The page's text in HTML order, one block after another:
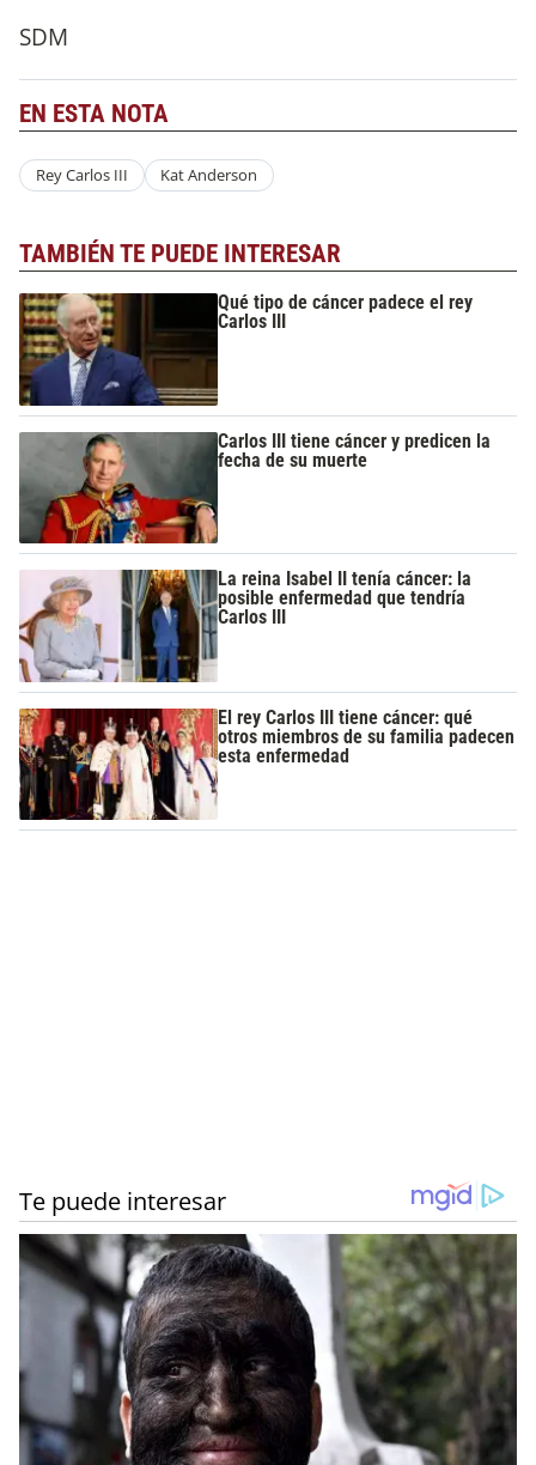
SDM
EN ESTA NOTA
Rey Carlos III Kat Anderson
TAMBIÉN TE PUEDE INTERESAR
Qué tipo de cáncer padece el rey
Carlos III
Carlos III tiene cáncer y predicen la
fecha de su muerte
La reina Isabel II tenía cáncer: la
posible enfermedad que tendría
Carlos III
El rey Carlos III tiene cáncer: qué
otros miembros de su familia padecen
esta enfermedad